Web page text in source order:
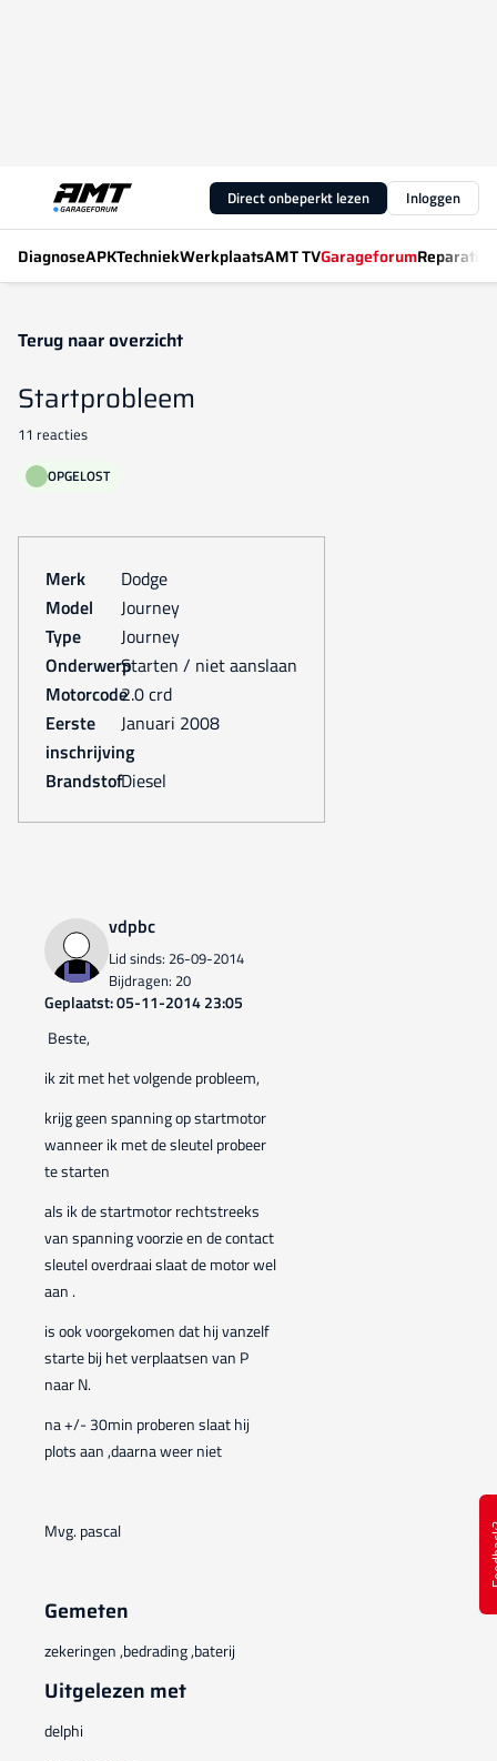
Direct onbeperkt lezen Inloggen
DiagnoseAPKTechniekWerkplaatsAMT TVGarageforum
Terug naar overzicht
Startprobleem
11 reacties
OPGELOST
Merk
Dodge
Model
Journey
Type
Journey
OnderwerpStarten / niet aanslaan
Motorcode 2.0 crd
Eerste
inschrijving
januari 2008
Brandstof Diesel
vdpbc
Lid sinds: 26-09-2014
Bijdragen: 20
Geplaatst: 05-11-2014 23:05
Beste,
ik zit met het volgende probleem,
krijg geen spanning op startmotor
wanneer ik met de sleutel probeer
te starten
als ik de startmotor rechtstreeks
van spanning voorzie en de contact
sleutel overdraai slaat de motor wel
aan .
is ook voorgekomen dat hij vanzelf
starte bij het verplaatsen van P
naar N.
na +/- 30min proberen slaat hij
plots aan ,daarna weer niet
Mvg. pascal
Gemeten
zekeringen ,bedrading ,baterij
Uitgelezen met
delphi